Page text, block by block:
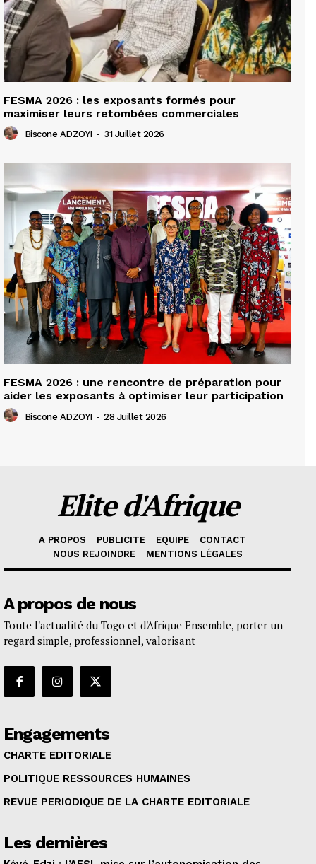
FESMA 2026 : les exposants formés pour
maximiser leurs retombées commerciales
Biscone ADZOYI - 31 Juillet 2026
FESMA 2026 : une rencontre de préparation pour
aider les exposants à optimiser leur participation
Biscone ADZOYI - 28 Juillet 2026
Elite d'Afrique
A PROPOS PUBLICITE EQUIPE
CONTACT
NOUS REJOINDRE
MENTIONS LÉGALES
A propos de nous
Toute l'actualité du Togo et d'Afrique Ensemble, porter un
regard simple, professionnel, valorisant
Engagements
CHARTE EDITORIALE
POLITIQUE RESSOURCES HUMAINES
REVUE PERIODIQUE DE LA CHARTE EDITORIALE
Les dernières